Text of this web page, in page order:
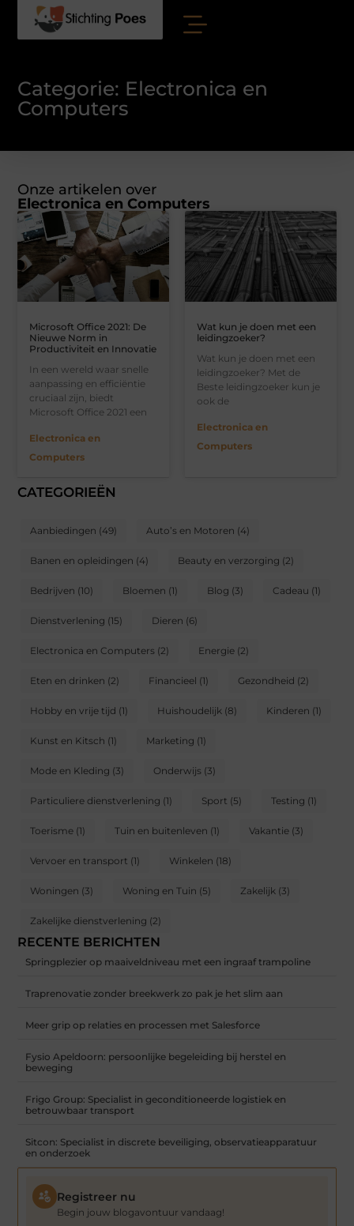
Categorie: Electronica en
Computers
Onze artikelen over
Electronica en Computers
Microsoft Office 2021: De
Nieuwe Norm in
Productiviteit en Innovatie
In een wereld waar snelle
aanpassing en efficiëntie
cruciaal zijn, biedt
Microsoft Office 2021 een
Electronica en
Computers
Wat kun je doen met een
leidingzoeker?
Wat kun je doen met een
leidingzoeker? Met de
Beste leidingzoeker kun je
ook de
Electronica en
Computers
CATEGORIEËN
Aanbiedingen (49) Auto’s en Motoren (4)
Banen en opleidingen (4) Beauty en verzorging (2)
Bedrijven (10) Bloemen (1) Blog (3) Cadeau (1)
Dienstverlening (15) Dieren (6)
Electronica en Computers (2) Energie (2)
Eten en drinken (2) Financieel (1) Gezondheid (2)
Hobby en vrije tijd (1) Huishoudelijk (8) Kinderen (1)
Kunst en Kitsch (1) Marketing (1)
Mode en Kleding (3) Onderwijs (3)
Particuliere dienstverlening (1) Sport (5) Testing (1)
Toerisme (1) Tuin en buitenleven (1) Vakantie (3)
Vervoer en transport (1) Winkelen (18)
Woningen (3) Woning en Tuin (5) Zakelijk (3)
Zakelijke dienstverlening (2)
RECENTE BERICHTEN
Springplezier op maaiveldniveau met een ingraaf trampoline
Traprenovatie zonder breekwerk zo pak je het slim aan
Meer grip op relaties en processen met Salesforce
Fysio Apeldoorn: persoonlijke begeleiding bij herstel en
beweging
Frigo Group: Specialist in geconditioneerde logistiek en
betrouwbaar transport
Sitcon: Specialist in discrete beveiliging, observatieapparatuur
en onderzoek
Registreer nu
Begin jouw blogavontuur vandaag!